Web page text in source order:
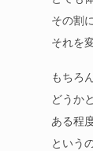
その割
それを
もちろ
どうか
ある程
という